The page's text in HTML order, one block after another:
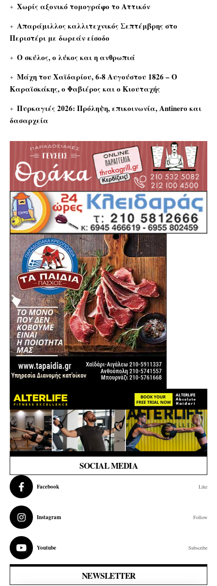
Χωρίς αξονικό τομογράφο το Αττικόν
Απαράμιλλος καλλιτεχνικός Σεπτέμβρης στο
Περιστέρι με δωρεάν είσοδο
Ο σκύλος, ο λύκος και η ανθρωπιά
Μάχη του Χαϊδαρίου, 6-8 Αυγούστου 1826 – Ο
Καραϊσκάκης, ο Φαβιέρος και ο Κιουταχής
Πυρκαγιές 2026: Πρόληψη, επικοινωνία, Antinero και
δασαρχεία
SOCIAL MEDIA
Facebook Like
Instagram Follow
Youtube Subscribe
NEWSLETTER